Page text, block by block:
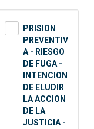
PRISION
PREVENTIV
A - RIESGO
DE FUGA -
INTENCION
DE ELUDIR
LA ACCION
DE LA
JUSTICIA -